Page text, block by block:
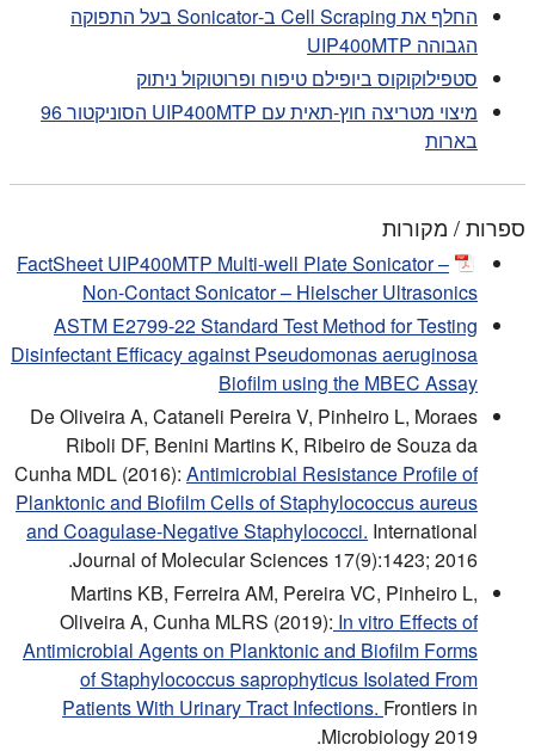
החלף את Cell Scraping ב-Sonicator בעל התפוקה
הגבוהה UIP400MTP
סטפילוקוקוס ביופילם טיפוח ופרוטוקול ניתוק
מיצוי מטריצה חוץ-תאית עם UIP400MTP הסוניקטור 96
בארות
ספרות / מקורות
FactSheet UIP400MTP Multi-well Plate Sonicator –
Non-Contact Sonicator – Hielscher Ultrasonics
ASTM E2799-22 Standard Test Method for Testing
Disinfectant Efficacy against Pseudomonas aeruginosa
Biofilm using the MBEC Assay
De Oliveira A, Cataneli Pereira V, Pinheiro L, Moraes
Riboli DF, Benini Martins K, Ribeiro de Souza da
Cunha MDL (2016): Antimicrobial Resistance Profile of
Planktonic and Biofilm Cells of Staphylococcus aureus
and Coagulase-Negative Staphylococci. International
Journal of Molecular Sciences 17(9):1423; 2016.
Martins KB, Ferreira AM, Pereira VC, Pinheiro L,
Oliveira A, Cunha MLRS (2019): In vitro Effects of
Antimicrobial Agents on Planktonic and Biofilm Forms
of Staphylococcus saprophyticus Isolated From
Patients With Urinary Tract Infections. Frontiers in
Microbiology 2019.